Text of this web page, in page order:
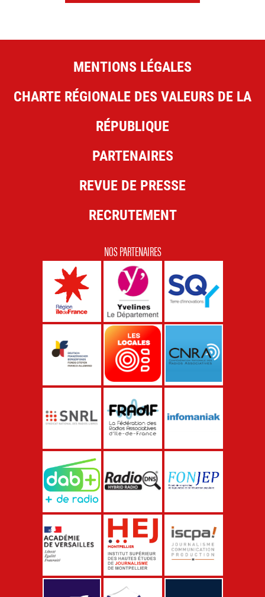
MENTIONS LÉGALES
CHARTE RÉGIONALE DES VALEURS DE LA
RÉPUBLIQUE
PARTENAIRES
REVUE DE PRESSE
RECRUTEMENT
NOS PARTENAIRES